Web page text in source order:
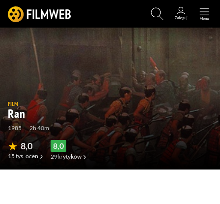
FILM
Ran
1985 2h 40m
8,0
15 tys. ocen
8,0
29krytyków